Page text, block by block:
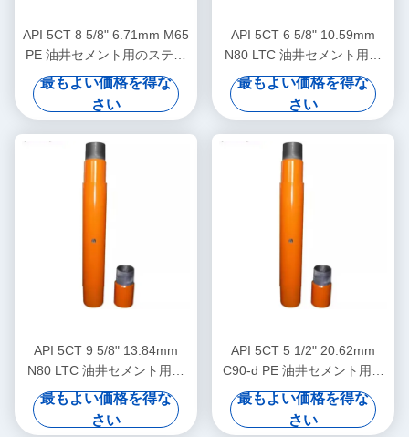
API 5CT 8 5/8" 6.71mm M65
PE 油井セメント用のステー
ジカラー
最もよい価格を得な
さい
API 5CT 6 5/8" 10.59mm
N80 LTC 油井セメント用ス
テージカラー
最もよい価格を得な
さい
API 5CT 9 5/8" 13.84mm
N80 LTC 油井セメント用ス
テージカラー
最もよい価格を得な
さい
API 5CT 5 1/2" 20.62mm
C90-d PE 油井セメント用ス
テージカラー
最もよい価格を得な
さい